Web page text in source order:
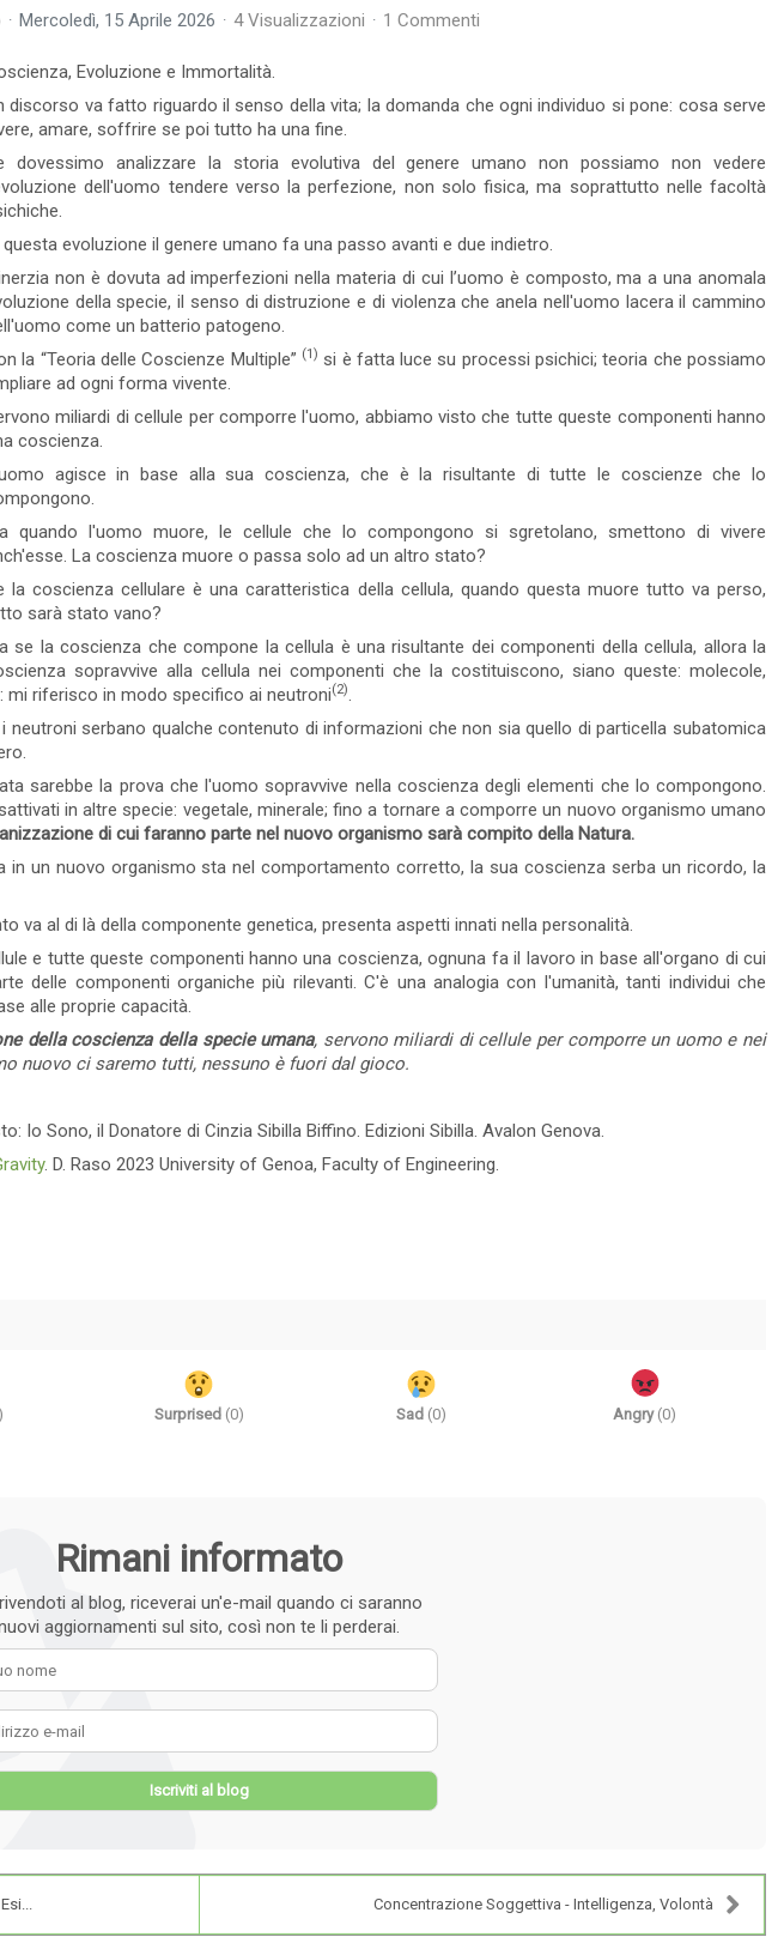
Mercoledì, 15 Aprile 2026 4 Visualizzazioni 1 Commenti
Evoluzione e Immortalità.
discorso va fatto riguardo il senso della vita; la domanda che ogni individuo si pone: cosa serve
amare, soffrire se poi tutto ha una fine.
dovessimo analizzare la storia evolutiva del genere umano non possiamo non vedere
dell'uomo tendere verso la perfezione, non solo fisica, ma soprattutto nelle facoltà
questa evoluzione il genere umano fa una passo avanti e due indietro.
non è dovuta ad imperfezioni nella materia di cui l’uomo è composto, ma a una anomala
della specie, il senso di distruzione e di violenza che anela nell'uomo lacera il cammino
come un batterio patogeno.
la “Teoria delle Coscienze Multiple” (1) si è fatta luce su processi psichici; teoria che possiamo
ad ogni forma vivente.
miliardi di cellule per comporre l'uomo, abbiamo visto che tutte queste componenti hanno
coscienza.
agisce in base alla sua coscienza, che è la risultante di tutte le coscienze che lo
quando l'uomo muore, le cellule che lo compongono si sgretolano, smettono di vivere
La coscienza muore o passa solo ad un altro stato?
la coscienza cellulare è una caratteristica della cellula, quando questa muore tutto va perso,
sarà stato vano?
se la coscienza che compone la cellula è una risultante dei componenti della cellula, allora la
sopravvive alla cellula nei componenti che la costituiscono, siano queste: molecole,
mi riferisco in modo specifico ai neutroni(2).
serbano qualche contenuto di informazioni che non sia quello di particella subatomica
sarebbe la prova che l'uomo sopravvive nella coscienza degli elementi che lo compongono.
in altre specie: vegetale, minerale; fino a tornare a comporre un nuovo organismo umano
di cui faranno parte nel nuovo organismo sarà compito della Natura.
in un nuovo organismo sta nel comportamento corretto, la sua coscienza serba un ricordo, la
va al di là della componente genetica, presenta aspetti innati nella personalità.
e tutte queste componenti hanno una coscienza, ognuna fa il lavoro in base all'organo di cui
delle componenti organiche più rilevanti. C'è una analogia con l'umanità, tanti individui che
alle proprie capacità.
della coscienza della specie umana, servono miliardi di cellule per comporre un uomo e nei
nuovo ci saremo tutti, nessuno è fuori dal gioco.
Io Sono, il Donatore di Cinzia Sibilla Biffino. Edizioni Sibilla. Avalon Genova.
. D. Raso 2023 University of Genoa, Faculty of Engineering.
) Surprised (0) Sad (0) Angry(0)
Rimani informato
al blog, riceverai un'e-mail quando ci saranno
aggiornamenti sul sito, così non te li perderai.
Iscriviti al blog
Concentrazione Soggettiva - Intelligenza, Volontà
14 Visto 0 commento Leggi tutto
Il Potere della
in modo chiaro, ci sono persone che
talmente legati alle loro convinzioni da non
accettare o condividere quelle degli al...
Animismo - Significato di
Cos'è l'Animismo? L'Animismo è una facoltà
dell'anima, la sua azione sull'uomo è sempre